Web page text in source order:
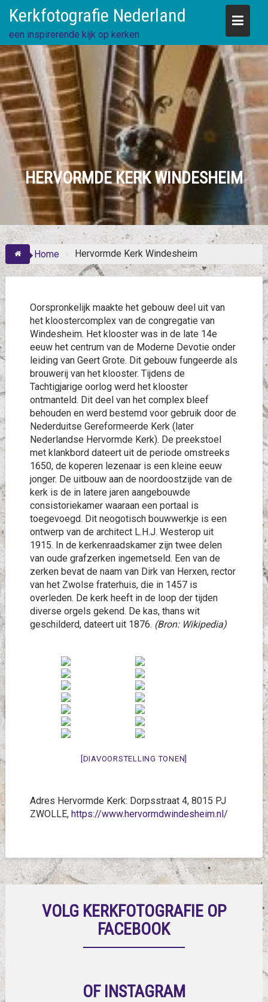
content
Kerkfotografie Nederland
een inspirerende kijk op kerken
HERVORMDE KERK WINDESHEIM
Home Hervormde Kerk Windesheim
Oorspronkelijk maakte het gebouw deel uit van
het kloostercomplex van de congregatie van
Windesheim. Het klooster was in de late 14e
eeuw het centrum van de Moderne Devotie onder
leiding van Geert Grote. Dit gebouw fungeerde als
brouwerij van het klooster. Tijdens de
Tachtigjarige oorlog werd het klooster
ontmanteld. Dit deel van het complex bleef
behouden en werd bestemd voor gebruik door de
Nederduitse Gereformeerde Kerk (later
Nederlandse Hervormde Kerk). De preekstoel
met klankbord dateert uit de periode omstreeks
1650, de koperen lezenaar is een kleine eeuw
jonger. De uitbouw aan de noordoostzijde van de
kerk is de in latere jaren aangebouwde
consistoriekamer waaraan een portaal is
toegevoegd. Dit neogotisch bouwwerkje is een
ontwerp van de architect L.H.J. Westerop uit
1915. In de kerkenraadskamer zijn twee delen
van oude grafzerken ingemetseld. Een van de
zerken bevat de naam van Dirk van Herxen, rector
van het Zwolse fraterhuis, die in 1457 is
overleden. De kerk heeft in de loop der tijden
diverse orgels gekend. De kas, thans wit
geschilderd, dateert uit 1876. (Bron: Wikipedia)
[DIAVOORSTELLING TONEN]
Adres Hervormde Kerk: Dorpsstraat 4, 8015 PJ
ZWOLLE, https://www.hervormdwindesheim.nl/
VOLG KERKFOTOGRAFIE OP
FACEBOOK
OF INSTAGRAM